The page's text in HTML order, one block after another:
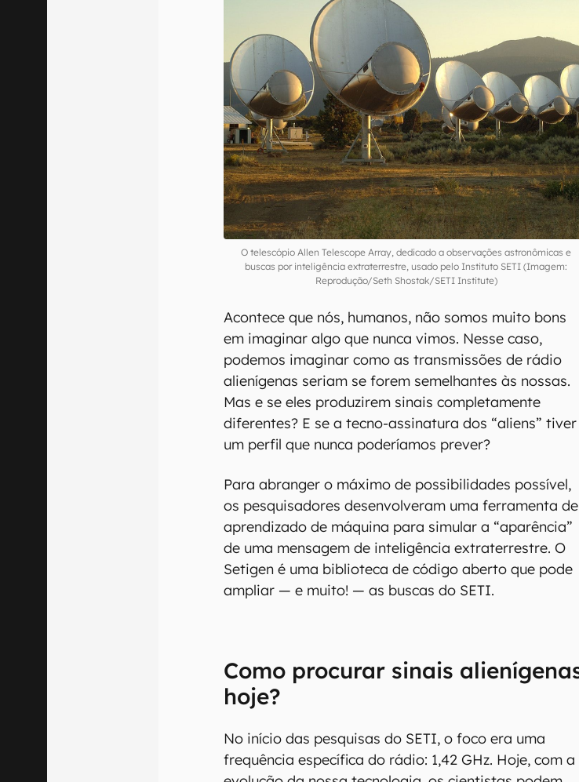
O telescópio Allen Telescope Array, dedicado a observações astronômicas e
buscas por inteligência extraterrestre, usado pelo Instituto SETI (Imagem:
Reprodução/Seth Shostak/SETI Institute)
Acontece que nós, humanos, não somos muito bons
em imaginar algo que nunca vimos. Nesse caso,
podemos imaginar como as transmissões de rádio
alienígenas seriam se forem semelhantes às nossas.
Mas e se eles produzirem sinais completamente
diferentes? E se a tecno-assinatura dos “aliens” tiver
um perfil que nunca poderíamos prever?
Para abranger o máximo de possibilidades possível,
os pesquisadores desenvolveram uma ferramenta de
aprendizado de máquina para simular a “aparência”
de uma mensagem de inteligência extraterrestre. O
Setigen é uma biblioteca de código aberto que pode
ampliar — e muito! — as buscas do SETI.